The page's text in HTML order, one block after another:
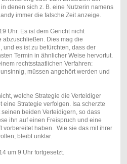
denen sich z. B. eine Nutzerin namens
immer die falsche Zeit anzeige.
Uhr. Es ist dem Gericht nicht
Dies mag die
und es ist zu befürchten, dass der
Termin in ähnlicher Weise hervortut.
rechtsstaatlichen Verfahren:
müssen angehört werden und
welche Strategie die Verteidiger
Strategie verfolgen. Isa scherzte
beiden Verteidigern, so dass
ihn auf einen Freispruch und eine
vorbereitet haben. Wie sie das mit ihrer
bleibt unklar.
um 9 Uhr fortgesetzt.